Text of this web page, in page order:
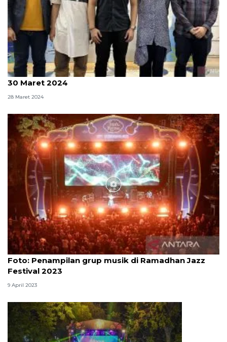
Ramadhan Jazz Festival ke-13 siap digelar pada 29-
30 Maret 2024
28 Maret 2024
Foto
Foto: Penampilan grup musik di Ramadhan Jazz
Festival 2023
9 April 2023